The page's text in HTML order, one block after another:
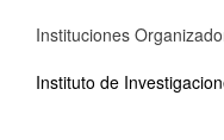
Instituciones
Instituto de